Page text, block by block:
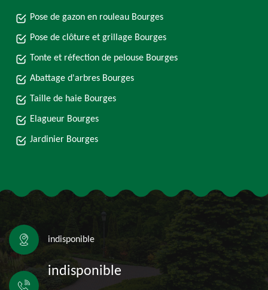
Pose de gazon en rouleau Bourges
Pose de clôture et grillage Bourges
Tonte et réfection de pelouse Bourges
Abattage d'arbres Bourges
Taille de haie Bourges
Elagueur Bourges
Jardinier Bourges
indisponible
indisponible